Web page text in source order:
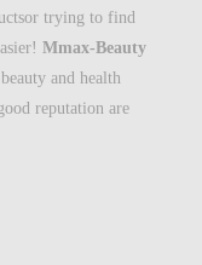
trying to find
Mmax-Beauty
and health
reputation are